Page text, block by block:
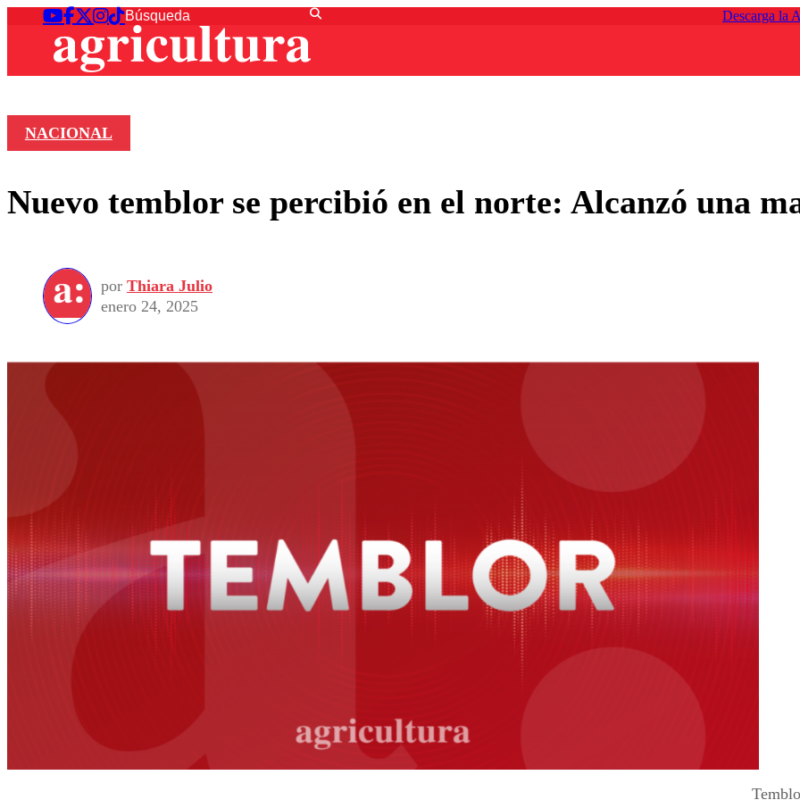
Descarga la
NACIONAL
Nuevo temblor se percibió en el norte: Alcanzó una
por Thiara Julio
enero 24, 2025